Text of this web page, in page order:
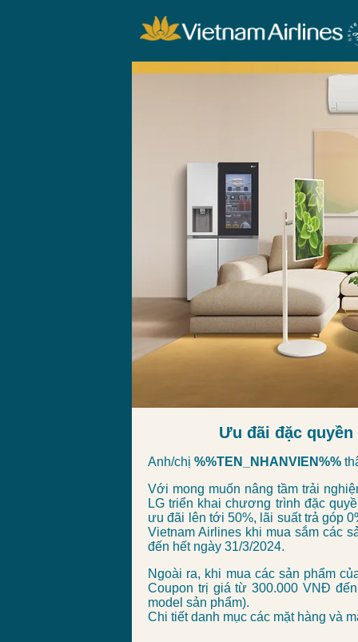
Ưu đãi đặc
Anh/chị %%TEN_NHANVIEN%%
Với mong muốn nâng tầm trải
LG triển khai chương trình đặc
ưu đãi lên tới 50%, lãi suất trả góp
Vietnam Airlines khi mua sắm các
đến hết ngày 31/3/2024.
Ngoài ra, khi mua các sản phẩm
Coupon trị giá từ 300.000 VNĐ
model sản phẩm).
Chi tiết danh mục các mặt hàng và